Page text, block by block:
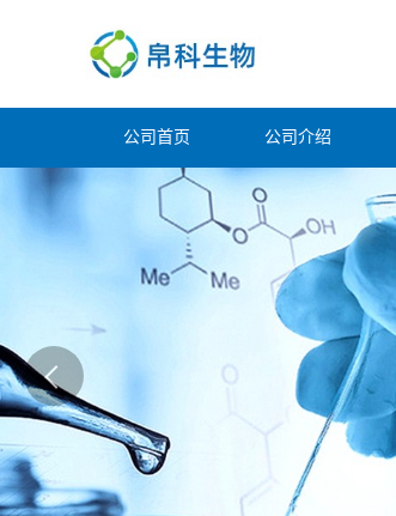
公司首页 公司介绍